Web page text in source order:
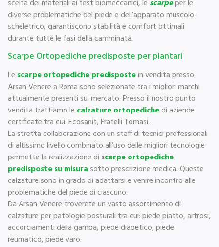
scelta dei materiali ai test biomeccanici, le scarpeper le
diverse problematiche del piede e dell’apparato muscolo-
scheletrico, garantiscono stabilità e comfort ottimali
durante tutte le fasi della camminata.
Scarpe Ortopediche predisposte per plantari
Le scarpe ortopediche predispostein vendita presso
Arsan Venere a Roma sono selezionate tra i migliori marchi
attualmente presenti sul mercato. Presso il nostro punto
vendita trattiamo le calzature ortopedichedi aziende
certificate tra cui: Ecosanit, Fratelli Tomasi.
La stretta collaborazione con un staff di tecnici professionali
di altissimo livello combinato all’uso delle migliori tecnologie
permette la realizzazione di scarpe ortopediche
predisposte su misura sotto prescrizione medica. Queste
calzature sono in grado di adattarsi e venire incontro alle
problematiche del piede di ciascuno.
Da Arsan Venere troverete un vasto assortimento di
calzature per patologie posturali tra cui: piede piatto, artrosi,
accorciamenti della gamba, piede diabetico, piede
reumatico, piede varo.